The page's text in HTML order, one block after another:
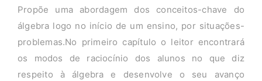
Propõe uma abordagem dos conceitos-chave do
álgebra logo no início de um ensino, por situações-
problemas.No primeiro capítulo o leitor encontrará
os modos de raciocínio dos alunos no que diz
respeito à álgebra e desenvolve o seu avanço